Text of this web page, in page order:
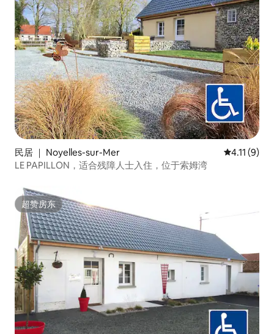
民居 ｜ Noyelles-sur-Mer 平均评分
4.11 (9)
LE PAPILLON，适合残障人士入住，位于索姆湾
超赞房东
超赞房东